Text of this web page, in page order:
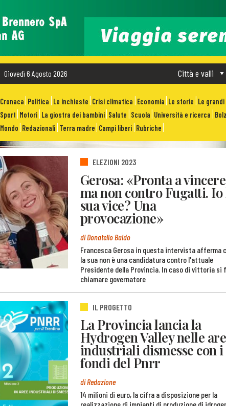
Giovedì 6 Agosto 2026 Città e valli
Cronaca Politica Le inchieste Crisi climatica Economia Le storie Le
Sport Motori La giostra dei bambini Salute Scuola Università e ricerca
Mondo Redazionali Terra madre Campi liberi Rubriche
ELEZIONI 2023
Gerosa: «Pronta a vincere
ma non contro Fugatti. Io
sua vice? Una
provocazione»
di Donatello Baldo
Francesca Gerosa in questa intervista afferma
la sua non è una candidatura contro l'attuale
Presidente della Provincia. In caso di vittoria si
chiamare governatore
IL PROGETTO
La Provincia lancia la
Hydrogen Valley nelle
industriali dismesse con i
fondi del Pnrr
di Redazione
14 milioni di euro, la cifra a disposizione per la